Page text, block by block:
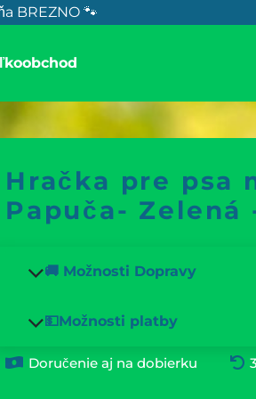
BREZNO 🐾
Hračka pre psa
Papuča- Zelená
🚚 Možnosti Dopravy
💵Možnosti platby
Doručenie aj na dobierku